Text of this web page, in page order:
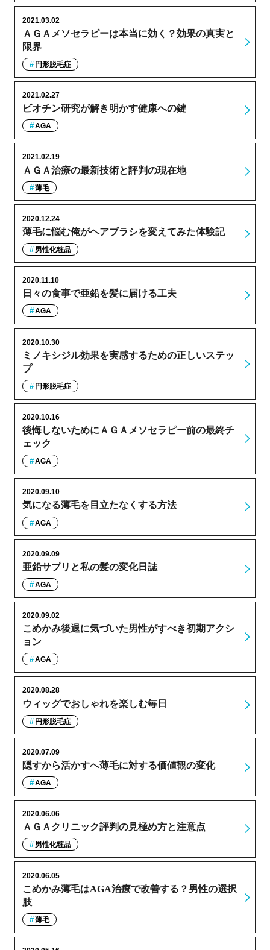
ＡＧＡメソセラピーは本当に効く？効果の真実と
限界
2021.03.02
円形脱毛症
ビオチン研究が解き明かす健康への鍵
2021.02.27
AGA
ＡＧＡ治療の最新技術と評判の現在地
2021.02.19
薄毛
薄毛に悩む俺がヘアブラシを変えてみた体験記
2020.12.24
男性化粧品
日々の食事で亜鉛を髪に届ける工夫
2020.11.10
AGA
ミノキシジル効果を実感するための正しいステッ
プ
2020.10.30
円形脱毛症
後悔しないためにＡＧＡメソセラピー前の最終チ
ェック
2020.10.16
AGA
気になる薄毛を目立たなくする方法
2020.09.10
AGA
亜鉛サプリと私の髪の変化日誌
2020.09.09
AGA
こめかみ後退に気づいた男性がすべき初期アクシ
ョン
2020.09.02
AGA
ウィッグでおしゃれを楽しむ毎日
2020.08.28
円形脱毛症
隠すから活かすへ薄毛に対する価値観の変化
2020.07.09
AGA
ＡＧＡクリニック評判の見極め方と注意点
2020.06.06
男性化粧品
こめかみ薄毛はAGA治療で改善する？男性の選択
肢
2020.06.05
薄毛